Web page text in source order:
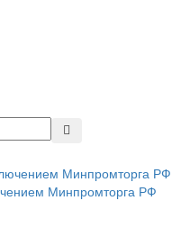
Минпромторга РФ